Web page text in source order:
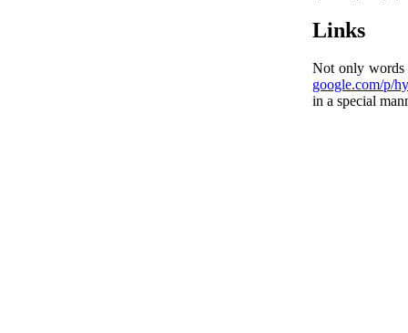
Links
Not only
google.​com/​p/​
in a spe­cial